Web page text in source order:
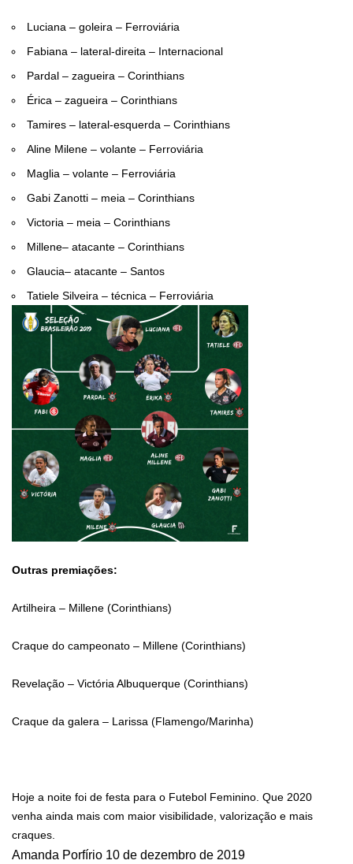
Luciana – goleira – Ferroviária
Fabiana – lateral-direita – Internacional
Pardal – zagueira – Corinthians
Érica – zagueira – Corinthians
Tamires – lateral-esquerda – Corinthians
Aline Milene – volante – Ferroviária
Maglia – volante – Ferroviária
Gabi Zanotti – meia – Corinthians
Victoria – meia – Corinthians
Millene– atacante – Corinthians
Glaucia– atacante – Santos
Tatiele Silveira – técnica – Ferroviária
Outras premiações:
Artilheira – Millene (Corinthians)
Craque do campeonato – Millene (Corinthians)
Revelação – Victória Albuquerque (Corinthians)
Craque da galera – Larissa (Flamengo/Marinha)
Hoje a noite foi de festa para o Futebol Feminino. Que 2020
venha ainda mais com maior visibilidade, valorização e mais
craques.
Amanda Porfírio 10 de dezembro de 2019